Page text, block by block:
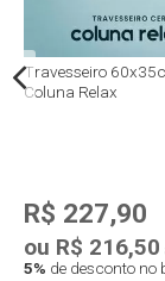
Travesseiro
Coluna Relax
R$ 227,90
ou R$ 216,50
5% de desconto no